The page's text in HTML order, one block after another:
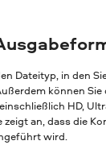
Dateityp, in den
können
HD,
zeigt an, dass die
wird.